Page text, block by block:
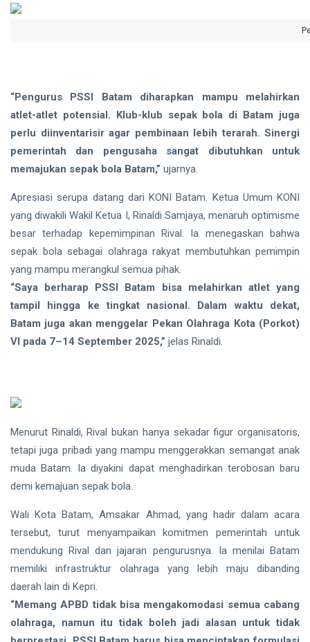
“Pengurus PSSI Batam diharapkan mampu melahirkan
atlet-atlet potensial. Klub-klub sepak bola di Batam juga
perlu diinventarisir agar pembinaan lebih terarah. Sinergi
pemerintah dan pengusaha sangat dibutuhkan untuk
memajukan sepak bola Batam,” ujarnya.
Apresiasi serupa datang dari KONI Batam. Ketua Umum KONI
yang diwakili Wakil Ketua I, Rinaldi Samjaya, menaruh optimisme
besar terhadap kepemimpinan Rival. Ia menegaskan bahwa
sepak bola sebagai olahraga rakyat membutuhkan pemimpin
yang mampu merangkul semua pihak.
“Saya berharap PSSI Batam bisa melahirkan atlet yang
tampil hingga ke tingkat nasional. Dalam waktu dekat,
Batam juga akan menggelar Pekan Olahraga Kota (Porkot)
VI pada 7–14 September 2025,” jelas Rinaldi.
Menurut Rinaldi, Rival bukan hanya sekadar figur organisatoris,
tetapi juga pribadi yang mampu menggerakkan semangat anak
muda Batam. Ia diyakini dapat menghadirkan terobosan baru
demi kemajuan sepak bola.
Wali Kota Batam, Amsakar Ahmad, yang hadir dalam acara
tersebut, turut menyampaikan komitmen pemerintah untuk
mendukung Rival dan jajaran pengurusnya. Ia menilai Batam
memiliki infrastruktur olahraga yang lebih maju dibanding
daerah lain di Kepri.
“Memang APBD tidak bisa mengakomodasi semua cabang
olahraga, namun itu tidak boleh jadi alasan untuk tidak